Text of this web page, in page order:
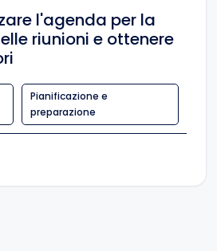
l'agenda per la
riunioni e ottenere
Pianificazione e
preparazione